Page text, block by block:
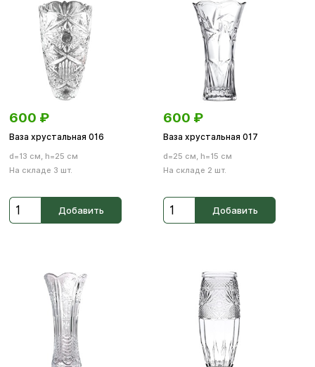
600 ₽
Ваза хрустальная 016
d=13 см, h=25 см
На складе 3 шт.
Добавить
600 ₽
Ваза хрустальная 017
d=25 см, h=15 см
На складе 2 шт.
Добавить